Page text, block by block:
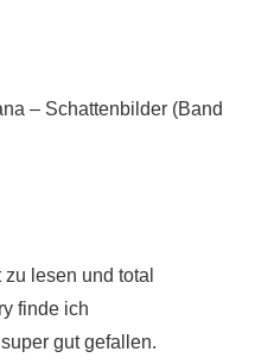
– Schattenbilder (Band
lesen und total
finde ich
gut gefallen.